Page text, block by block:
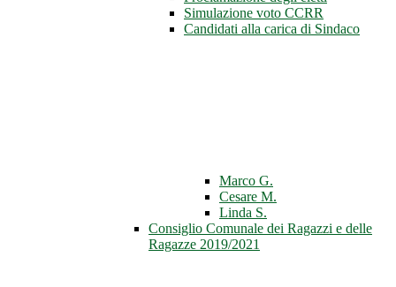
Simulazione voto CCRR
Candidati alla carica di Sindaco
Marco G.
Cesare M.
Linda S.
Consiglio Comunale dei Ragazzi e delle
Ragazze 2019/2021